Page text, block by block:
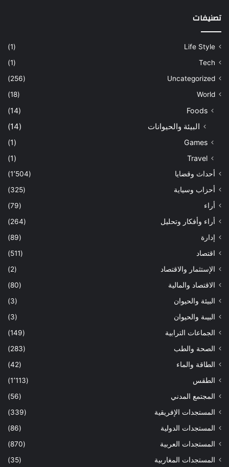
تصنيفات
Life Style
(1)
Tech
(1)
Uncategorized
(256)
World
(18)
Foods
(14)
البيئة والحيوانات (14)
Games
(1)
Travel
(1)
أحداث وقضايا
(1٬504)
أحزاب وسياية
(325)
أراء
(79)
أراء وأفكار وتحليل
(264)
إدارة
(89)
اقتصاد
(511)
الإستثمار والاقتصاد
(2)
الاقتصاد والمالية
(80)
البيئة والحيوان
(3)
البيىة والحيوان
(3)
الجماعات الترابية
(149)
الصحة والطب
(283)
الطاقة والماء
(42)
الطقس
(1٬113)
المجتمع المدني
(56)
المستجدات الإفريقية
(339)
المستجدات الدولية
(86)
المستجدات العربية
(870)
المستجدات المغاربية
(35)